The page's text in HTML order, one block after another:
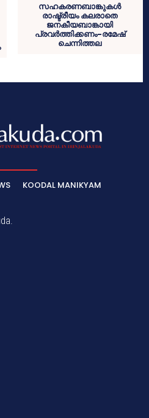
സഹകരണബാങ്കുകള്‍
രാഷ്ട്രീയം കലരാതെ
ജനകീയബാങ്കായി
പ്രവര്‍ത്തിക്കണം-രമേഷ്
ചെന്നിത്തല
KOODAL MANIKYAM